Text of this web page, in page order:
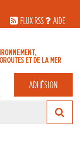
FLUX RSS
AIDE
ADHÉSION